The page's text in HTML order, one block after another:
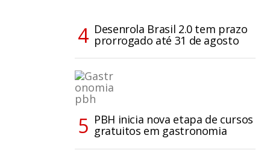
Desenrola Brasil 2.0 tem prazo
prorrogado até 31 de agosto
PBH inicia nova etapa de cursos
gratuitos em gastronomia